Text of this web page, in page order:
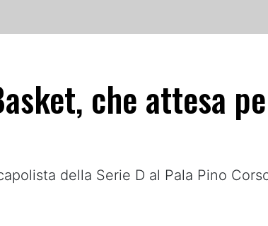
che attesa
della Serie D al Pala Pino